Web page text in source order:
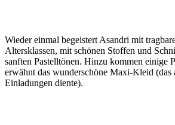
Wieder einmal begeistert Asandri mit
Altersklassen, mit schönen Stoffen und
sanften Pastelltönen. Hinzu kommen einige
erwähnt das wunderschöne Maxi-Kleid
Einladungen diente).